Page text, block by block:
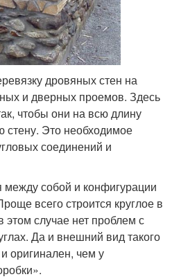
дровяных стен на
и дверных проемов. Здесь
чтобы они на всю длину
Это необходимое
соединений и
собой и конфигурации
всего строится круглое в
этом случае нет проблем с
Да и внешний вид такого
оригинален, чем у